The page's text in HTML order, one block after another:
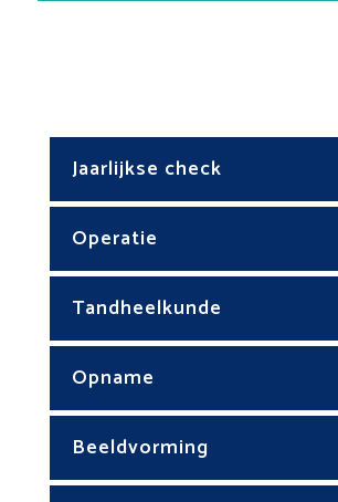
Jaarlijkse check
Operatie
Tandheelkunde
Opname
Beeldvorming